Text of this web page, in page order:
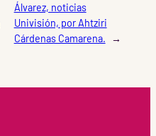
Álvarez, noticias
Univisión, por Ahtziri
Cárdenas Camarena.
→